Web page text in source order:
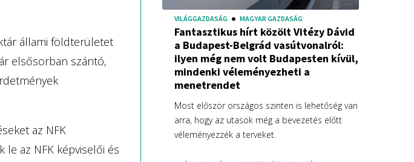
állami földterületet
elsősorban szántó,
az NFK
az NFK képviselői és
VILÁGGAZDASÁG MAGYAR GAZDASÁG
Fantasztikus hírt közölt Vitézy Dávid
a Budapest-Belgrád vasútvonalról:
ilyen még nem volt Budapesten kívül,
mindenki véleményezheti a
menetrendet
Most először országos szinten is lehetőség van
arra, hogy az utasok még a bevezetés előtt
véleményezzék a terveket.